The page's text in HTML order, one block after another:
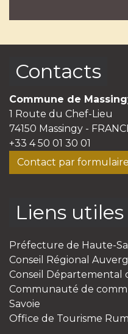
Contacts
Commune de
1 Route du Chef-Lieu
74150 Massingy -
+33 4 50 01 30 01
Contact par formulaire
Liens utiles
Préfecture de Haute-
Conseil Régional
Conseil Départemental
Communauté de
Savoie
Office de Tourisme